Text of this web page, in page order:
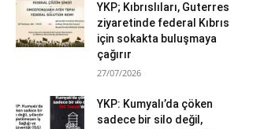
YKP; Kıbrıslıları, Guterres
ziyaretinde federal Kıbrıs
için sokakta buluşmaya
çağırır
27/07/2026
YKP: Kumyalı’da çöken
sadece bir silo değil,